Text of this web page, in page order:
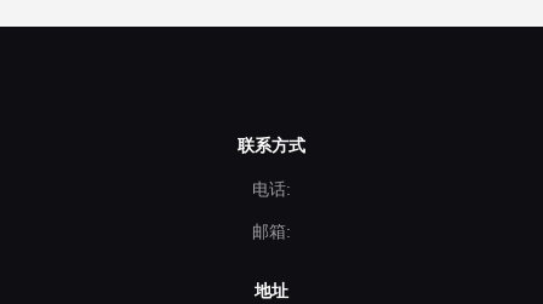
联系方式
电话:
邮箱:
地址